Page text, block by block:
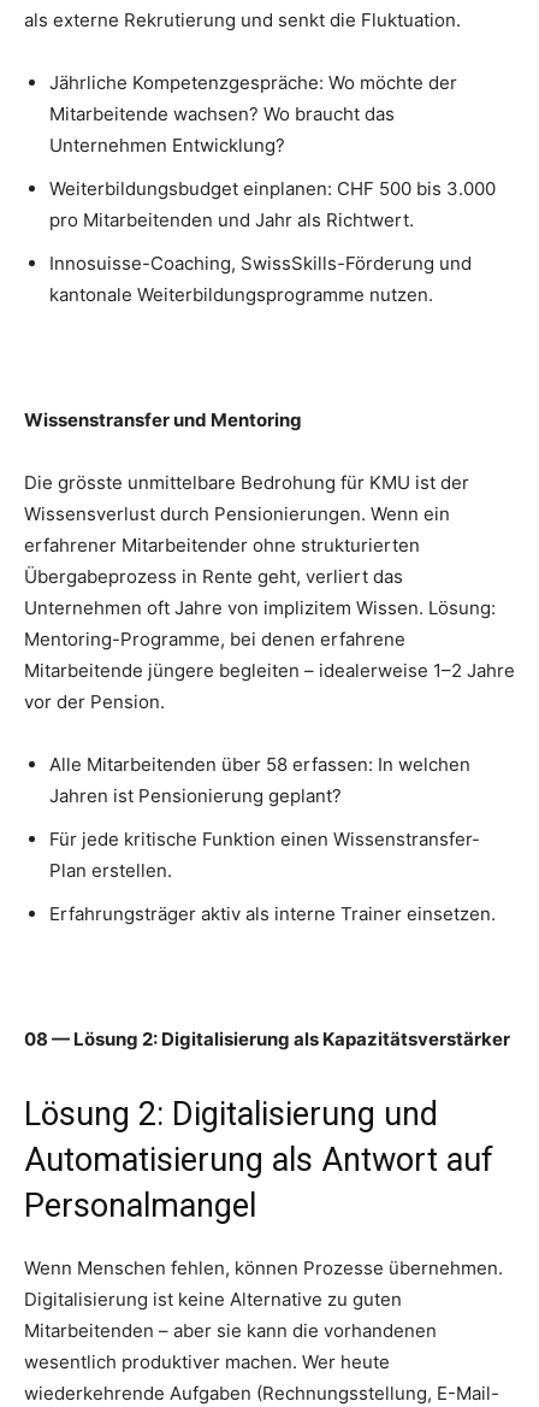
als externe Rekrutierung und senkt die Fluktuation.
Jährliche Kompetenzgespräche: Wo möchte der
Mitarbeitende wachsen? Wo braucht das
Unternehmen Entwicklung?
Weiterbildungsbudget einplanen: CHF 500 bis 3.000
pro Mitarbeitenden und Jahr als Richtwert.
Innosuisse-Coaching, SwissSkills-Förderung und
kantonale Weiterbildungsprogramme nutzen.
Wissenstransfer und Mentoring
Die grösste unmittelbare Bedrohung für KMU ist der
Wissensverlust durch Pensionierungen. Wenn ein
erfahrener Mitarbeitender ohne strukturierten
Übergabeprozess in Rente geht, verliert das
Unternehmen oft Jahre von implizitem Wissen. Lösung:
Mentoring-Programme, bei denen erfahrene
Mitarbeitende jüngere begleiten – idealerweise 1–2 Jahre
vor der Pension.
Alle Mitarbeitenden über 58 erfassen: In welchen
Jahren ist Pensionierung geplant?
Für jede kritische Funktion einen Wissenstransfer-
Plan erstellen.
Erfahrungsträger aktiv als interne Trainer einsetzen.
08 — Lösung 2: Digitalisierung als Kapazitätsverstärker
Lösung 2: Digitalisierung und
Automatisierung als Antwort auf
Personalmangel
Wenn Menschen fehlen, können Prozesse übernehmen.
Digitalisierung ist keine Alternative zu guten
Mitarbeitenden – aber sie kann die vorhandenen
wesentlich produktiver machen. Wer heute
wiederkehrende Aufgaben (Rechnungsstellung, E-Mail-